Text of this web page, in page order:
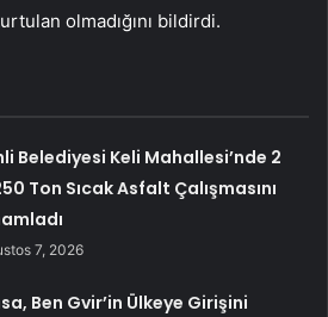
olmadığını bildirdi.
Belediyesi Keli Mahallesi’nde 2
Ton Sıcak Asfalt Çalışmasını
7, 2026
Ben Gvir’in Ülkeye Girişini